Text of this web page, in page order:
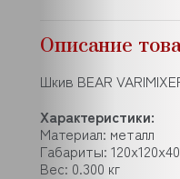
Описание
Шкив BEAR
Характеристики:
Материал: металл
Габариты:
Вес: 0.300 кг